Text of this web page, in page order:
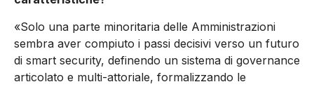
«Solo una parte minoritaria delle Amministrazioni
sembra aver compiuto i passi decisivi verso un futuro
di smart security, definendo un sistema di governance
articolato e multi-attoriale, formalizzando le